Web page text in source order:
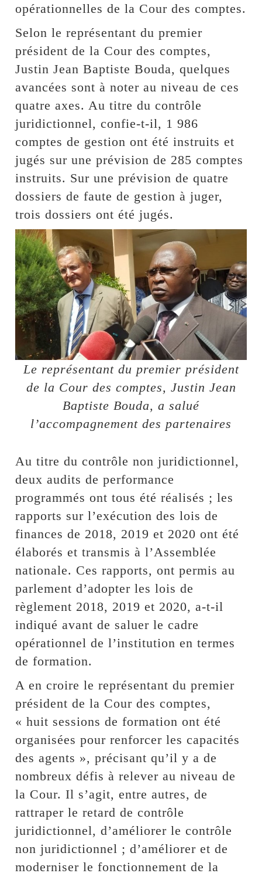
opérationnelles de la Cour des comptes.
Selon le représentant du premier
président de la Cour des comptes,
Justin Jean Baptiste Bouda, quelques
avancées sont à noter au niveau de ces
quatre axes. Au titre du contrôle
juridictionnel, confie-t-il, 1 986
comptes de gestion ont été instruits et
jugés sur une prévision de 285 comptes
instruits. Sur une prévision de quatre
dossiers de faute de gestion à juger,
trois dossiers ont été jugés.
Le représentant du premier président
de la Cour des comptes, Justin Jean
Baptiste Bouda, a salué
l’accompagnement des partenaires
Au titre du contrôle non juridictionnel,
deux audits de performance
programmés ont tous été réalisés ; les
rapports sur l’exécution des lois de
finances de 2018, 2019 et 2020 ont été
élaborés et transmis à l’Assemblée
nationale. Ces rapports, ont permis au
parlement d’adopter les lois de
règlement 2018, 2019 et 2020, a-t-il
indiqué avant de saluer le cadre
opérationnel de l’institution en termes
de formation.
A en croire le représentant du premier
président de la Cour des comptes,
« huit sessions de formation ont été
organisées pour renforcer les capacités
des agents », précisant qu’il y a de
nombreux défis à relever au niveau de
la Cour. Il s’agit, entre autres, de
rattraper le retard de contrôle
juridictionnel, d’améliorer le contrôle
non juridictionnel ; d’améliorer et de
moderniser le fonctionnement de la